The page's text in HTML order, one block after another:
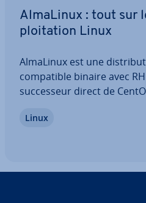
AlmaLinux : tout sur
ploi­ta­tion Linux
AlmaLinux est une
com­pa­tible binaire avec
suc­ces­seur direct de
en étroite col­la­bo­ra­tion
Linux